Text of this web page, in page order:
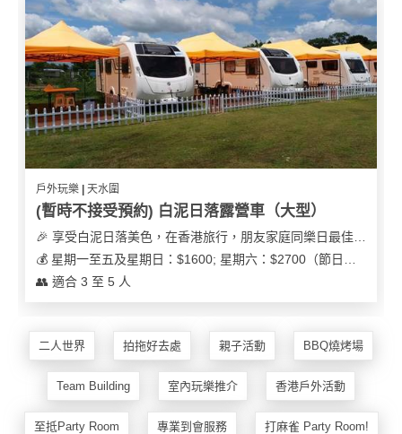
戶外玩樂 | 天水圍
(暫時不接受預約) 白泥日落露營車（大型）
👥 適合 3 至 5 人
二人世界 拍拖好去處 親子活動 BBQ燒烤場
Team Building 室內玩樂推介 香港戶外活動
至抵Party Room 專業到會服務 打麻雀 Party Room!